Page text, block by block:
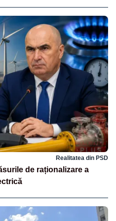
Realitatea din PSD
de raționalizare a